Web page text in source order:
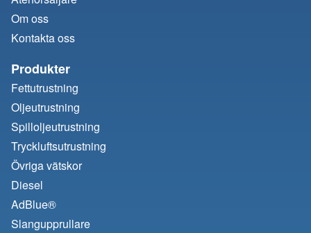
Om oss
Kontakta oss
Produkter
Fettutrustning
Oljeutrustning
Spilloljeutrustning
Tryckluftsutrustning
Övriga vätskor
Diesel
AdBlue®
Slangupprullare